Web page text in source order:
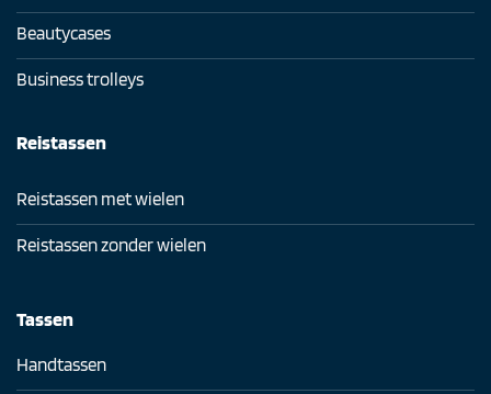
Beautycases
Business trolleys
Reistassen
Reistassen met wielen
Reistassen zonder wielen
Tassen
Handtassen